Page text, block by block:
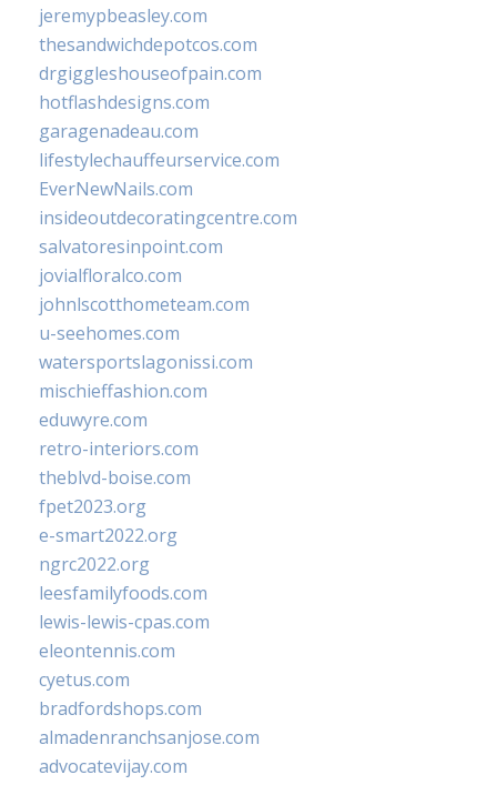
jeremypbeasley.com
thesandwichdepotcos.com
drgiggleshouseofpain.com
hotflashdesigns.com
garagenadeau.com
lifestylechauffeurservice.com
EverNewNails.com
insideoutdecoratingcentre.com
salvatoresinpoint.com
jovialfloralco.com
johnlscotthometeam.com
u-seehomes.com
watersportslagonissi.com
mischieffashion.com
eduwyre.com
retro-interiors.com
theblvd-boise.com
fpet2023.org
e-smart2022.org
ngrc2022.org
leesfamilyfoods.com
lewis-lewis-cpas.com
eleontennis.com
cyetus.com
bradfordshops.com
almadenranchsanjose.com
advocatevijay.com